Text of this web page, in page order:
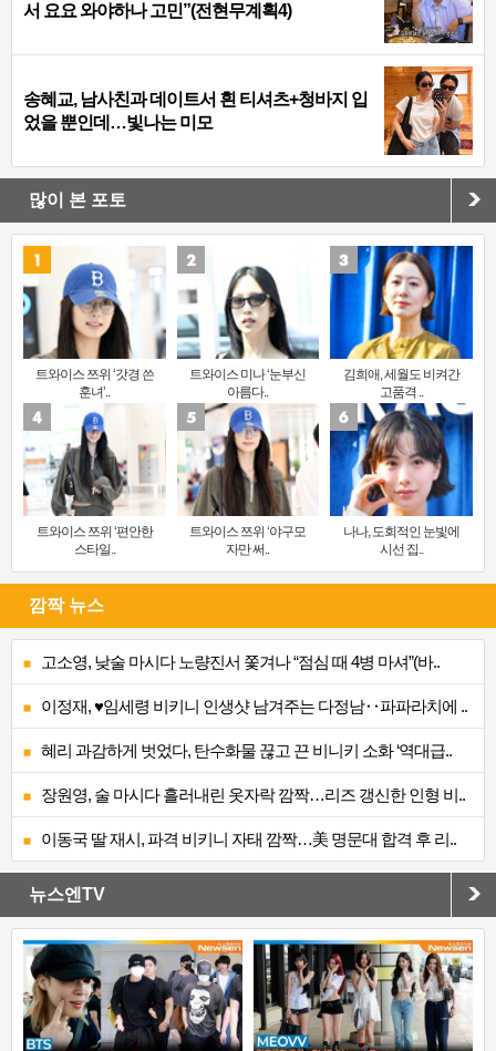
서 요요 와야하나 고민”(전현무계획4)
송혜교, 남사친과 데이트서 흰 티셔츠+청바지 입
었을 뿐인데…빛나는 미모
많이 본 포토
트와이스 쯔위 ‘갓경 쓴
훈녀’..
트와이스 미나 ‘눈부신
아름다..
김희애, 세월도 비켜간
고품격 ..
트와이스 쯔위 ‘편안한
스타일..
트와이스 쯔위 ‘야구모
자만 써..
나나, 도회적인 눈빛에
시선 집..
깜짝 뉴스
고소영, 낮술 마시다 노량진서 쫓겨나 “점심 때 4병 마셔”(바..
이정재, ♥임세령 비키니 인생샷 남겨주는 다정남‥파파라치에 ..
혜리 과감하게 벗었다, 탄수화물 끊고 끈 비니키 소화 ‘역대급..
장원영, 술 마시다 흘러내린 옷자락 깜짝…리즈 갱신한 인형 비..
이동국 딸 재시, 파격 비키니 자태 깜짝…美 명문대 합격 후 리..
뉴스엔TV